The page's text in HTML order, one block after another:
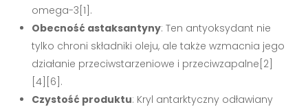
omega-3[1].
Obecność astaksantyny: Ten antyoksydant nie
tylko chroni składniki oleju, ale także wzmacnia jego
działanie przeciwstarzeniowe i przeciwzapalne[2]
[4][6].
Czystość produktu: Kryl antarktyczny odławiany